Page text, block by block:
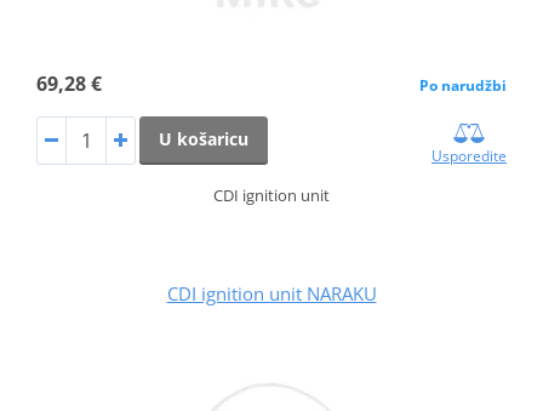
69,28 € Po narudžbi
U košaricu
Usporedite
CDI ignition unit
CDI ignition unit NARAKU